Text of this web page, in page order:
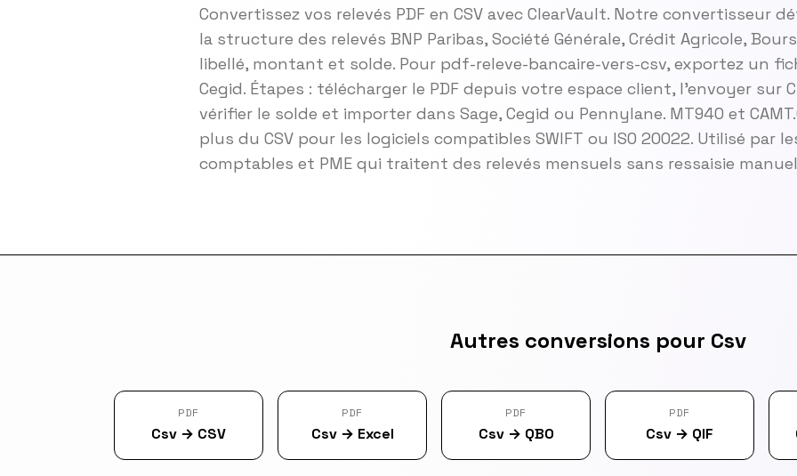
Convertissez vos relevés PDF en CSV avec ClearVault. Notre convertisseur
la structure des relevés BNP Paribas, Société Générale, Crédit Agricole,
libellé, montant et solde. Pour pdf-releve-bancaire-vers-csv, exportez un
Cegid. Étapes : télécharger le PDF depuis votre espace client, l'envoyer sur
vérifier le solde et importer dans Sage, Cegid ou Pennylane. MT940 et
plus du CSV pour les logiciels compatibles SWIFT ou ISO 20022. Utilisé par
comptables et PME qui traitent des relevés mensuels sans ressaisie
Autres conversions pour Csv
PDF
Csv → CSV
PDF
Csv→ Excel
PDF
Csv→ QBO
PDF
Csv → QIF